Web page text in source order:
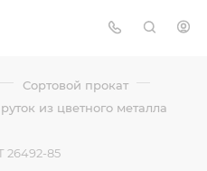
— Сортовой прокат —
из цветного металла
26492-85